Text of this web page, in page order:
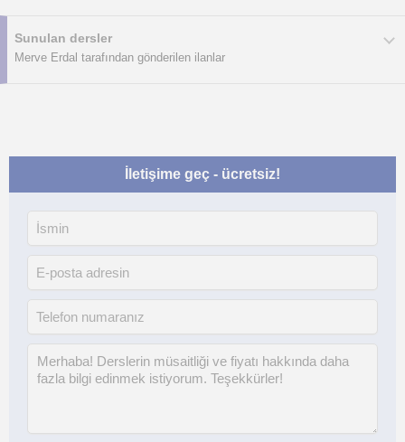
Sunulan dersler
Merve Erdal tarafından gönderilen ilanlar
İletişime geç - ücretsiz!